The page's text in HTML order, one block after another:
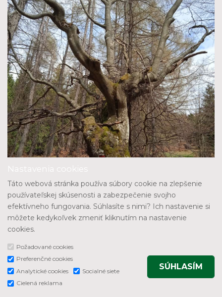
Táto webová stránka používa súbory cookie na zlepšenie
používateľskej skúsenosti a zabezpečenie svojho
efektívneho fungovania. Súhlasíte s nimi? Ich nastavenie si
môžete kedykoľvek zmeniť kliknutím na nastavenie
cookies.
Požadované cookies
Preferenčné cookies
Analytické cookies
Socialné siete
Cielená reklama
SÚHLASÍM